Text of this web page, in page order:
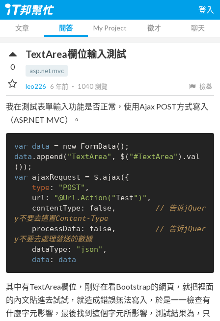
登入
文章 問答 My Project 徵才 聊天
TextArea欄位輸入測試
asp.net mvc
leo226
6 年前 ‧ 1040瀏覽 檢舉
0
我在測試表單輸入功能是否正常，使用Ajax POST方式寫入
（ASP.NET MVC）。
var data = new
data .append( "TextArea" , $( "#TextArea" ).val
var ajaxRequest = $.ajax({
type : "POST" ,
    url:
"@Url.Action("Test")" ,
    contentType:
false, // 告诉jQuer
y不要去這置Content-Type
    processData:
false, // 告诉jQuer
y不要去處理發送的數據
    dataType:
"json" ,
data : data
其中有TextArea欄位，剛好在看Bootstrap的網頁，就把裡面
的內文貼進去試試，就造成錯誤無法寫入，於是一一檢查有
什麼字元影響，最後找到這個字元所影響，測試結果為，只